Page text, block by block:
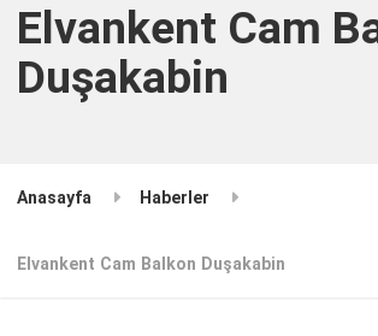
Elvankent Cam
Duşakabin
Anasayfa Haberler
Elvankent Cam Balkon Duşakabin